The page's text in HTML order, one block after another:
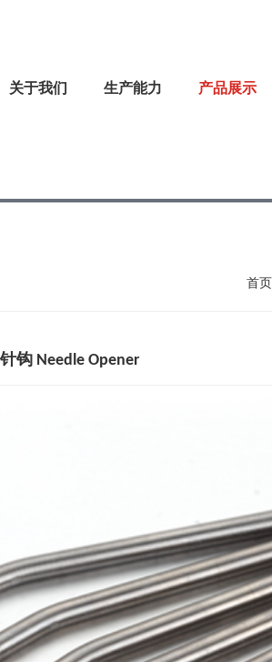
关于我们 生产能力 产品展示
首页
钩 Needle Opener